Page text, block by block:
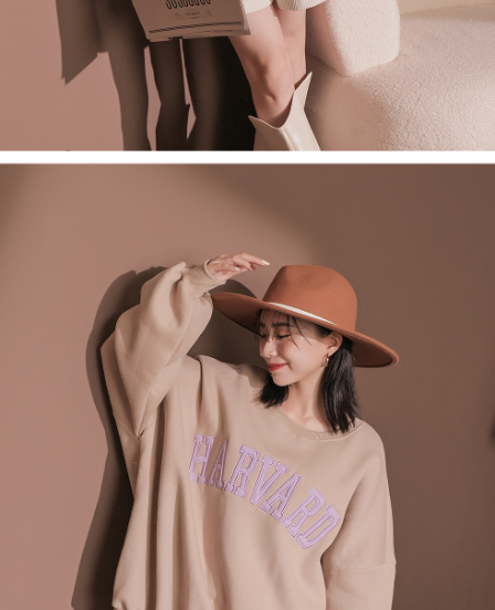
Untuk terma perkhidmatan penuh, sila rujuk pautan berikut:
https://oppay.tw/userRule" target="_blank" class="link revert-
style">https://oppay.tw/userRule
【Panduan Penggunaan Pembayaran Ansuran Gogo】
1. Perkhidmatan ini disediakan oleh Taiwan Mobile, pengguna telefon
mudah alih boleh segera menggunakan tanpa perlu memohon lagi.
(Hanya untuk nombor langganan peribadi, tidak terbuka untuk syarikat
ansuran yang diingini, tarikh akhir pembayaran, dan setelah
mengesahkan pembayaran, transaksi akan selesai.
3. Jumlah kelulusan sebenar, bilangan ansuran dan jumlah bayaran
adalah berdasarkan halaman pengesahan transaksi seterusnya.
4. Dalam masa 30 minit selepas pesanan ditubuhkan, jika tidak pergi
untuk mengesahkan transaksi atau jika tidak lulus semakan, pesanan
akan dibatalkan secara automatik. Jika terdapat situasi "pindah untuk
semakan khusus" yang tidak lulus, ini menunjukkan bahawa sistem
penilaian tidak mencukupi, tiada penjelasan mengenai kandungan
penilaian boleh diberikan.
【Penerangan Kaedah Pembayaran】
1. Pembayaran ansuran tidak digabungkan dalam bil telekomunikasi,
"Pembayaran Ansuran Gogo" akan menghantar SMS peringatan
pembayaran selepas tarikh penyelesaian bulanan.
2. Melalui pautan SMS untuk membuka bil, anda boleh memilih untuk
membayar melalui "Kod bar kedai serbaneka / Kedai rasmi Taiwan
Mobile / Pemindahan bank / Pembayaran J街口 / iPASS MONEY" dan
kelulusan boleh sehingga NT$10,000. Jika pengguna tidak membuat
pembayaran dalam tempoh tersebut, yuran pembayaran lewat sebanyak
20% setahun akan dikenakan. Pengguna bawah umur dikehendaki
mendapatkan kebenaran daripada ibu bapa atau penjaga yang sah
untuk menggunakan AFTEE.
Sila hubungi NP Taiwan Inc. di cs_tw@netprotections.co.jp jika anda
mempunyai sebarang kebimbangan mengenai pemprosesan dan
penggunaan pada data peribadi. Jika anda tidak bersetuju dengan data